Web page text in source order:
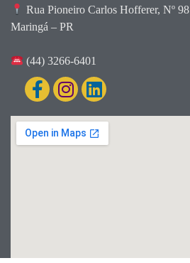
Rua Pioneiro Carlos Hofferer, Nº 98
Maringá – PR
(44) 3266-6401